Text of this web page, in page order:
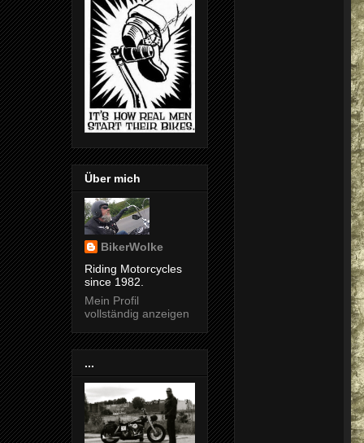
Über mich
BikerWolke
Riding Motorcycles
since 1982.
Mein Profil
vollständig anzeigen
...